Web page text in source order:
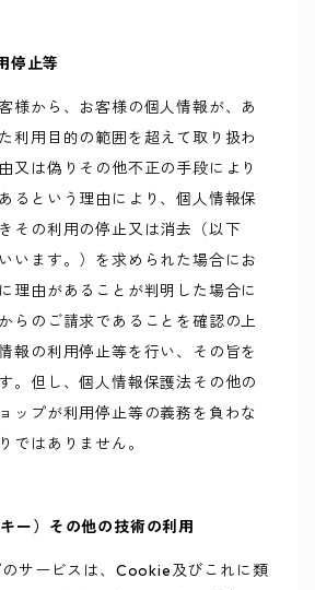
停止等
様から、お客様の個人情報が、あ
利用目的の範囲を超えて取り扱わ
又は偽りその他不正の手段により
るという理由により、個人情報保
その利用の停止又は消去（以下
います。）を求められた場合にお
理由があることが判明した場合に
らのご請求であることを確認の上
報の利用停止等を行い、その旨を
。但し、個人情報保護法その他の
ップが利用停止等の義務を負わな
ではありません。
ー）その他の技術の利用
のサービスは、Cookie及びこれに類